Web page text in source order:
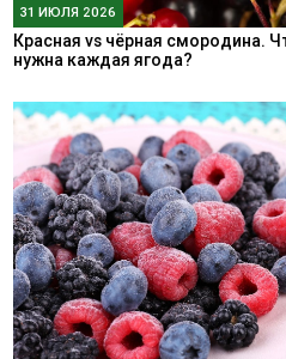
31 ИЮЛЯ 2026
Красная vs чёрная смородина.
нужна каждая ягода?